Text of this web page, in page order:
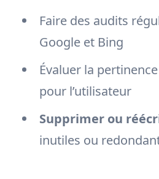
Faire des audits
Google et Bing
Évaluer la
pour l’utilisateur
Supprimer ou
inutiles ou